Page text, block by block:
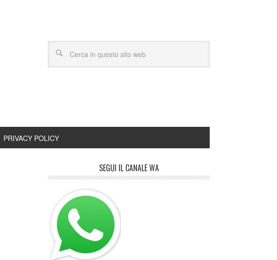
PRIVACY POLICY
SEGUI IL CANALE WA